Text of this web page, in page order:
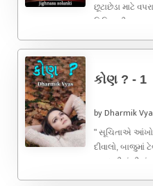
છૂટાછેડા માટે
મિડિયાની
કોણ ? - 1
by Dharmik
" સૂચિતાએ આંખો
દીવાલો,
ફૂલદાનીમાં પીળાં ...